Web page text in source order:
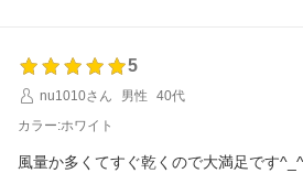
を開始してください。
今後も変わらぬご愛顧のほど、よろしくお願
5
nu1010さん
男性
40代
カラー:ホワイト
風量か多くてすぐ乾くので大満足です^_^